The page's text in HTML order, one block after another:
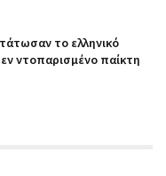
το ελληνικό
ντοπαρισμένο παίκτη